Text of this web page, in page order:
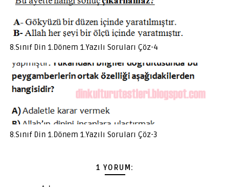
8.Sınıf Din 1.Dönem 1.Yazılı Soruları Çöz-4
8.Sınıf Din 1.Dönem 1.Yazılı Soruları Çöz-3
1 YORUM: